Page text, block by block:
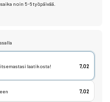
noin 5-6 työpäivää.
laatikosta! 7,02
7,02